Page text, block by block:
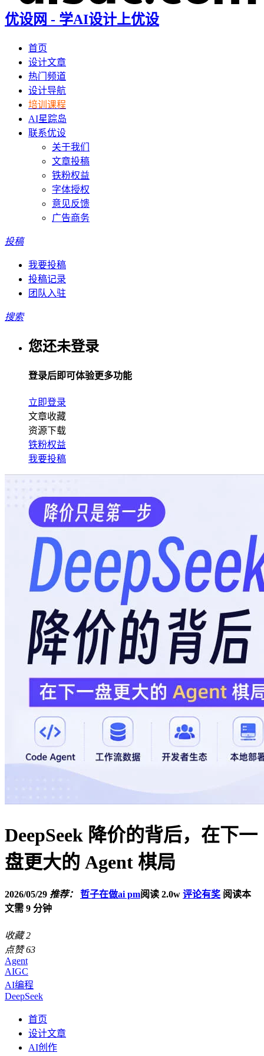
优设网 - 学AI设计上优设
首页
设计文章
热门频道
设计导航
培训课程
AI星踪岛
联系优设
关于我们
文章投稿
铁粉权益
字体授权
意见反馈
广告商务
投稿
我要投稿
投稿记录
团队入驻
搜索
您还未登录
登录后即可体验更多功能
立即登录
文章收藏
资源下载
铁粉权益
我要投稿
DeepSeek 降价的背后，在下一
盘更大的 Agent 棋局
2026/05/29 推荐： 哲子在做ai pm阅读 2.0w 评论有奖 阅读本
文需 9 分钟
收藏 2
点赞 63
Agent
AIGC
AI编程
DeepSeek
首页
设计文章
AI创作